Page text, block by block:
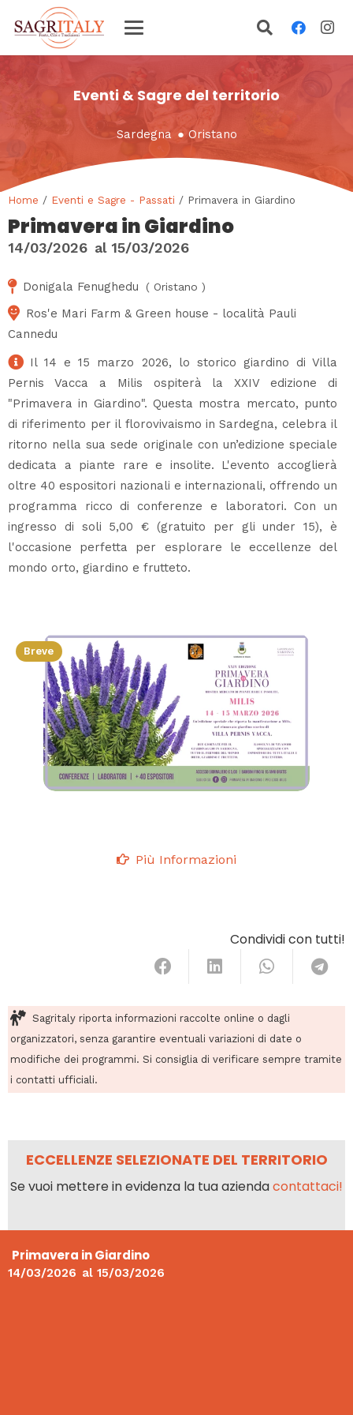
Eventi & Sagre del territorio
Sardegna ● Oristano
Home / Eventi e Sagre - Passati / Primavera in Giardino
Primavera in Giardino
14/03/2026 al 15/03/2026
Donigala Fenughedu ( Oristano )
Ros'e Mari Farm & Green house - località Pauli
Cannedu
Il 14 e 15 marzo 2026, lo storico giardino di Villa
Pernis Vacca a Milis ospiterà la XXIV edizione di
"Primavera in Giardino". Questa mostra mercato, punto
di riferimento per il florovivaismo in Sardegna, celebra il
ritorno nella sua sede originale con un’edizione speciale
dedicata a piante rare e insolite. L'evento accoglierà
oltre 40 espositori nazionali e internazionali, offrendo un
programma ricco di conferenze e laboratori. Con un
ingresso di soli 5,00 € (gratuito per gli under 15), è
l'occasione perfetta per esplorare le eccellenze del
mondo orto, giardino e frutteto.
Breve
Più Informazioni
Condividi con tutti!
Sagritaly riporta informazioni raccolte online o dagli
organizzatori, senza garantire eventuali variazioni di date o
modifiche dei programmi. Si consiglia di verificare sempre tramite
i contatti ufficiali.
ECCELLENZE SELEZIONATE DEL TERRITORIO
Se vuoi mettere in evidenza la tua aziendacontattaci!
Primavera in Giardino
14/03/2026 al 15/03/2026